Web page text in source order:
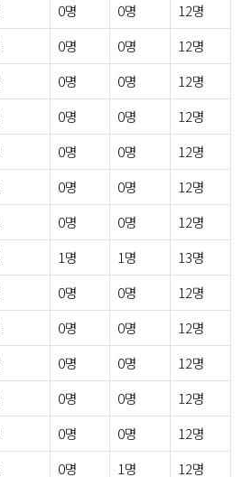
0명 0명
12명
0명 0명
12명
0명 0명
12명
0명 0명
12명
0명 0명
12명
0명 0명
12명
0명 0명
12명
1명 1명
13명
0명 0명
12명
0명 0명
12명
0명 0명
12명
0명 0명
12명
0명 0명
12명
0명 1명
12명